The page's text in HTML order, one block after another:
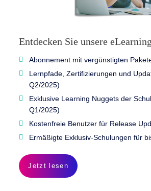
Entdecken Sie unsere
Abonnement mit vergünstigten
Lernpfade, Zertifizierungen und
Q2/2025)
Exklusive Learning Nuggets der
Q1/2025)
Kostenfreie Benutzer für Release
Ermäßigte Exklusiv-Schulungen für
Jetzt lesen